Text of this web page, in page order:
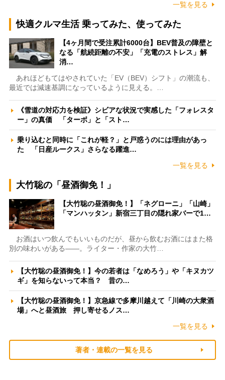
一覧を見る
快適クルマ生活 乗ってみた、使ってみた
【4ヶ月間で受注累計6000台】BEV普及の障壁と
なる「航続距離の不安」「充電のストレス」解
消…
あれほどもてはやされていた「EV（BEV）シフト」の潮流も、
最近では減速基調になっているように見える。…
《雪道の対応力を検証》シビアな状況で実感した「フォレスタ
ー」の真価 「ターボ」と「スト…
乗り込むと同時に「これが軽？」と戸惑うのには理由があっ
た 「日産ルークス」さらなる躍進…
一覧を見る
大竹聡の「昼酒御免！」
【大竹聡の昼酒御免！】「ネグローニ」「山崎」
「マンハッタン」新宿三丁目の隠れ家バーで1…
お酒はいつ飲んでもいいものだが、昼から飲むお酒にはまた格
別の味わいがある――。ライター・作家の大竹…
【大竹聡の昼酒御免！】今の若者は「なめろう」や「キヌカツ
ギ」を知らないって本当？ 昔の…
【大竹聡の昼酒御免！】京急線で多摩川越えて「川崎の大衆酒
場」へと昼酒旅 押し寄せるノス…
一覧を見る
著者・連載の一覧を見る